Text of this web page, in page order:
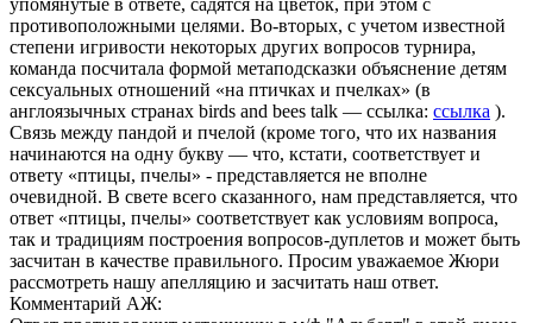
упомянутые в ответе, садятся на цветок, при этом с
противоположными целями. Во-вторых, с учетом известной
степени игривости некоторых других вопросов турнира,
команда посчитала формой метаподсказки объяснение детям
сексуальных отношений «на птичках и пчелках» (в
англоязычных странах birds and bees talk — ссылка: ссылка ).
Связь между пандой и пчелой (кроме того, что их названия
начинаются на одну букву — что, кстати, соответствует и
ответу «птицы, пчелы» - представляется не вполне
очевидной. В свете всего сказанного, нам представляется, что
ответ «птицы, пчелы» соответствует как условиям вопроса,
так и традициям построения вопросов-дуплетов и может быть
засчитан в качестве правильного. Просим уважаемое Жюри
рассмотреть нашу апелляцию и засчитать наш ответ.
Комментарий АЖ: